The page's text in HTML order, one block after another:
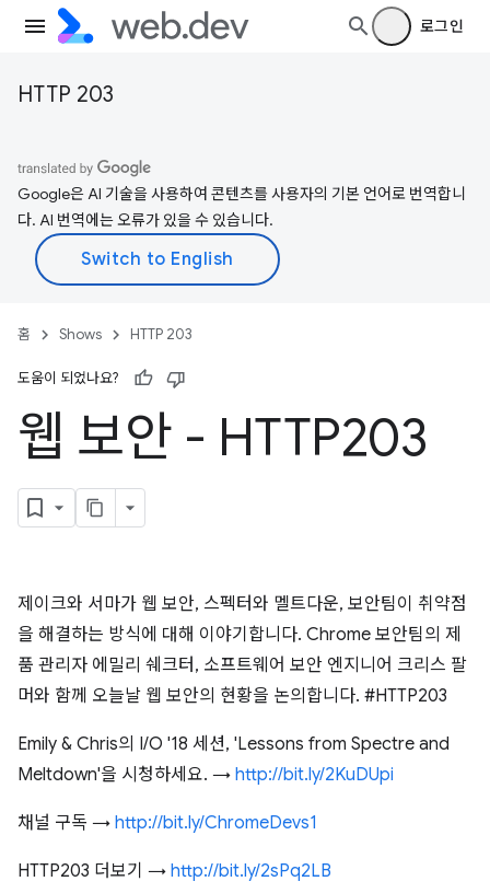
로그인
HTTP 203
Google은 AI 기술을 사용하여 콘텐츠를 사용자의 기본 언어로 번역합니
다. AI 번역에는 오류가 있을 수 있습니다.
홈 Shows HTTP 203
도움이 되었나요?
웹 보안 - HTTP203
제이크와 서마가 웹 보안, 스펙터와 멜트다운, 보안팀이 취약점
을 해결하는 방식에 대해 이야기합니다. Chrome 보안팀의 제
품 관리자 에밀리 쉐크터, 소프트웨어 보안 엔지니어 크리스 팔
머와 함께 오늘날 웹 보안의 현황을 논의합니다. #HTTP203
Emily & Chris의 I/O '18 세션, 'Lessons from Spectre and
Meltdown'을 시청하세요. → http://bit.ly/2KuDUpi
채널 구독 → http://bit.ly/ChromeDevs1
HTTP203 더보기 → http://bit.ly/2sPq2LB